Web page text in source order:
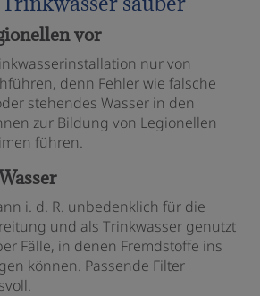
vor
nur von
denn Fehler wie falsche
stehendes Wasser in den
zur Bildung von Legionellen
führen.
i. d. R. unbedenklich für die
und als Trinkwasser genutzt
Fälle, in denen Fremdstoffe ins
können. Passende Filter